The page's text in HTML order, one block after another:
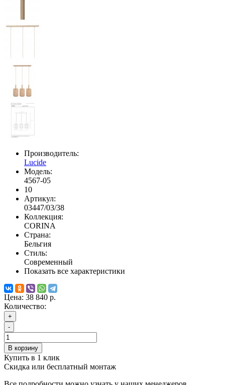
Производитель:
Lucide
Модель:
4567-05
10
Артикул:
03447/03/38
Коллекция:
CORINA
Страна:
Бельгия
Стиль:
Современный
Показать все характеристики
Цена: 38 840 р.
Количество:
+
-
В корзину
Купить в 1 клик
Скидка или бесплатный монтаж